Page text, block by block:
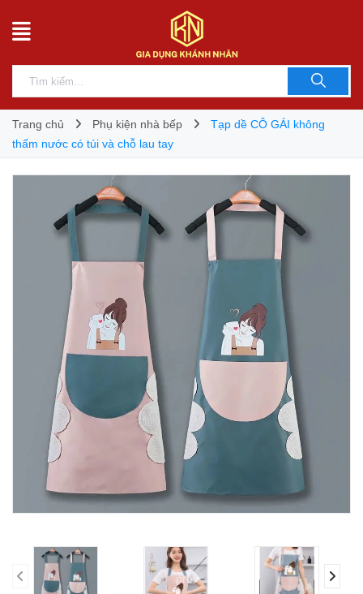
Trang chủ Phụ kiện nhà bếp
Tạp dề CÔ GÁI không
thấm nước có túi và chỗ lau tay
prev